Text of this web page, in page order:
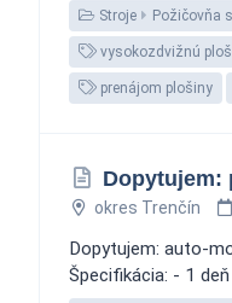
Stroje Požičovňa
vysokozdvižnú
prenájom plošiny
Dopytujem:
okres Trenčín
Dopytujem: auto-
Špecifikácia: - 1